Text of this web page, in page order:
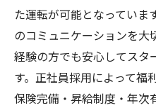
た運転が可能となっていま
のコミュニケーションを大
経験の方でも安心してスタ
す。正社員採用によって福
保険完備・昇給制度・年次